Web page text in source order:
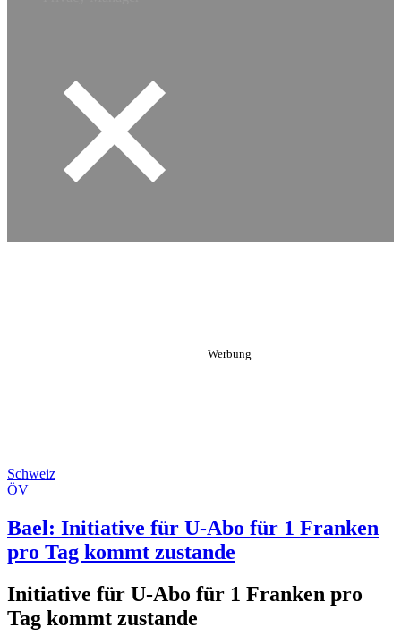
Schweiz
ÖV
Bael: Initiative für U-Abo für 1 Franken
pro Tag kommt zustande
Initiative für U-Abo für 1 Franken pro
Tag kommt zustande